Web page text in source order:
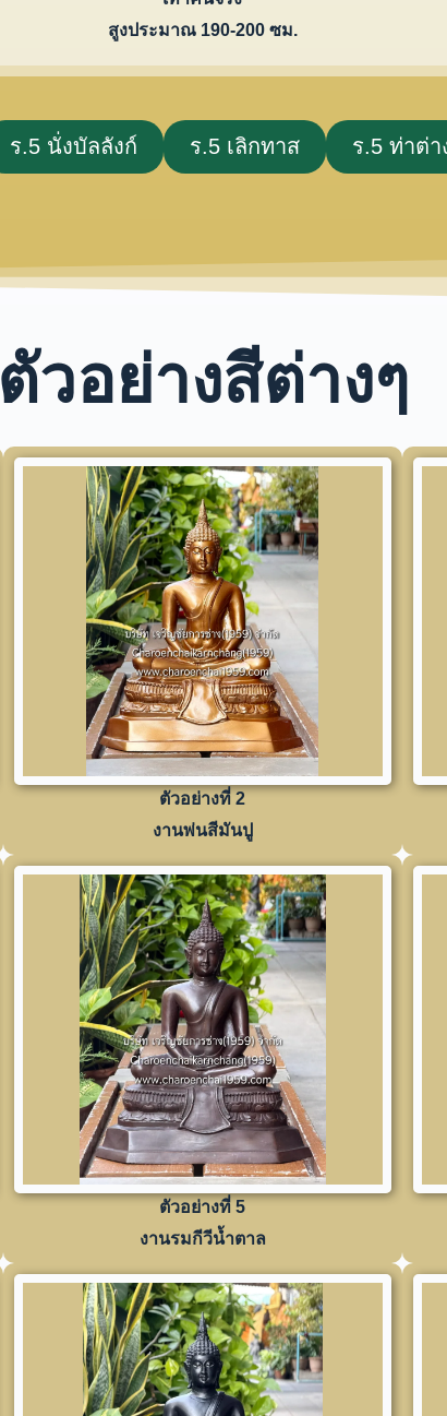
สูงประมาณ 190-200 ซม.
ร.5 นั่งบัลลังก์ ร.5 เลิกทาส ร.5 ท่าต่า
ตัวอย่างสีต่างๆ
ตัวอย่างที่ 2
งานพ่นสีมันปู
ตัวอย่างที่ 5
งานรมกีวีน้ำตาล